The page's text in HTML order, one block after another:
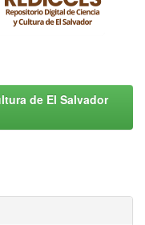
de El Salvador